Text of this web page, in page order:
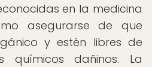
en la medicina
asegurarse de que
y estén libres de
químicos dañinos. La